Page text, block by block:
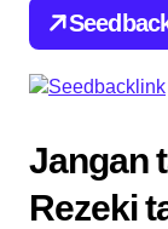
Jangan
Rezeki